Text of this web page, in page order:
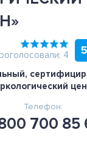
4 5
Телефон:
700 85